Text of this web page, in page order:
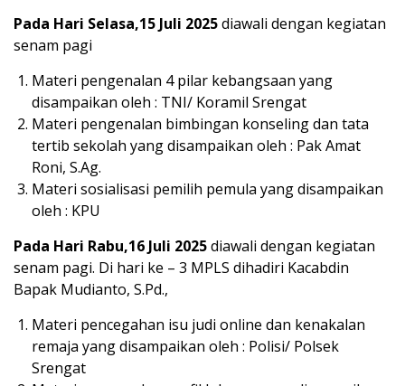
Pada Hari Selasa,15 Juli 2025diawali dengan kegiatan
senam pagi
Materi pengenalan 4 pilar kebangsaan yang
disampaikan oleh : TNI/ Koramil Srengat
Materi pengenalan bimbingan konseling dan tata
tertib sekolah yang disampaikan oleh : Pak Amat
Roni, S.Ag.
Materi sosialisasi pemilih pemula yang disampaikan
oleh : KPU
Pada Hari Rabu,16 Juli 2025diawali dengan kegiatan
senam pagi. Di hari ke – 3 MPLS dihadiri Kacabdin
Bapak Mudianto, S.Pd.,
Materi pencegahan isu judi online dan kenakalan
remaja yang disampaikan oleh : Polisi/ Polsek
Srengat